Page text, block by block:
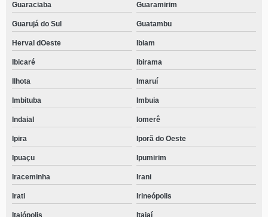
Guaraciaba Guaramirim
Guarujá do Sul Guatambu
Herval dOeste Ibiam
Ibicaré Ibirama
Ilhota Imaruí
Imbituba Imbuia
Indaial Iomerê
Ipira Iporã do Oeste
Ipuaçu Ipumirim
Iraceminha Irani
Irati Irineópolis
Itaiópolis Itajaí